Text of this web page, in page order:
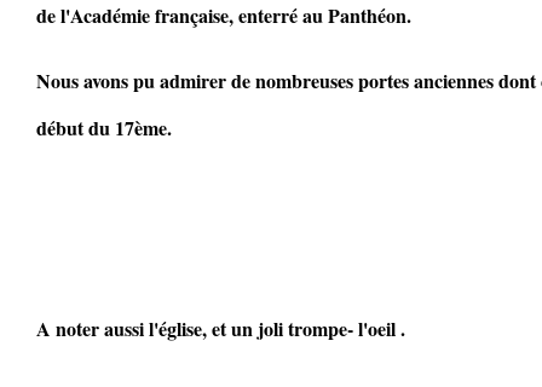
de l'Académie française, enterré au Panthéon.
Nous avons pu admirer de nombreuses portes anciennes
début du 17ème.
A noter aussi l'église, et un joli trompe- l'oeil .